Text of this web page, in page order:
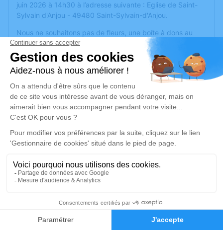
Faire-part Hommages
juin 2026 à 14h30 à l’adresse suivante : Eglise de Saint-
Sylvain d'Anjou - 49480 Saint-Sylvain-d'Anjou.
Nous ne souhaitons pas de fleurs, une boîte à dons au
bénéfice des Restos du Cœur sera mise à votre
disposition.
Cet espace est disponible pour déposer vos
condoléances, rendre hommage à Louise, déposer des
photos si vous le souhaitez.
vendredi 12 juin 2026 à 14h30
Eglise de Saint-Sylvain-d'Anjou
Je rends hommage